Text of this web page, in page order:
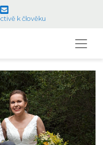
k člověku